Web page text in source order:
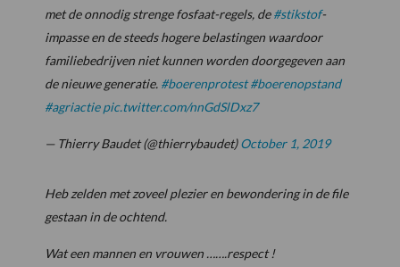
met de onnodig strenge fosfaat-regels, de#stikstof-
impasse en de steeds hogere belastingen waardoor
familiebedrijven niet kunnen worden doorgegeven aan
de nieuwe generatie. #boerenprotest #boerenopstand
#agriactie pic.twitter.com/nnGdSlDxz7
— Thierry Baudet (@thierrybaudet)October 1, 2019
Heb zelden met zoveel plezier en bewondering in de file
gestaan in de ochtend.
Wat een mannen en vrouwen …….respect !